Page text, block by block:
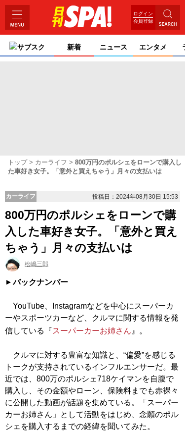
ログイン
会員登録
サブスク 新着 ニュース エンタメ
トップ カーライフ
800万円のポルシェをローンで購入し
た車好き女子。「意外と買えちゃう」月々の支払いは
カーライフ 投稿日：2024年08月30日 15:53
800万円のポルシェをローンで購
入した車好き女子。「意外と買え
ちゃう」月々の支払いは
松嶋三郎
バックナンバー
YouTube、Instagramなどを中心にスーパーカ
ーやスポーツカーなど、クルマに関する情報を発
信している『スーパーカーお姉さん 』。
クルマに対する豊富な知識と、“偏愛”を感じる
トークが支持されているインフルエンサーだ。最
近では、800万のポルシェ718ケイマンを自腹で
購入し、その金額やローン、保険料までも赤裸々
に公開した動画が話題を集めている。「スーパー
カーお姉さん」として活動をはじめ、念願のポル
シェを購入するまでの経緯を聞いてみた。